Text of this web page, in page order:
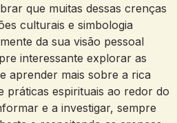
que muitas dessas crenças
culturais e ​simbologia
‌da sua ‌visão pessoal
⁣interessante explorar as
aprender mais sobre a rica
práticas espirituais ao redor do
e a investigar, sempre